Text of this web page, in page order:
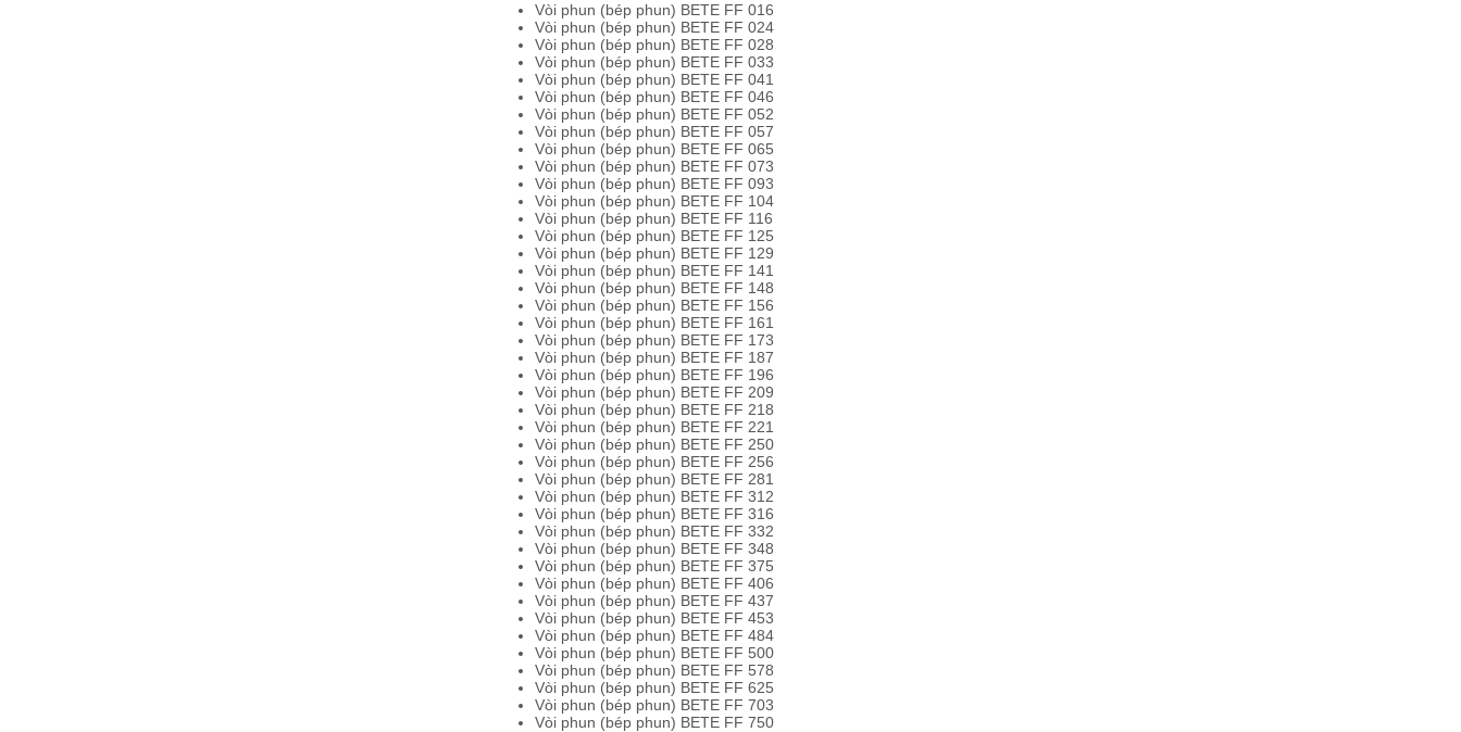
Vòi phun (bép phun) BETE FF 016
Vòi phun (bép phun) BETE FF 024
Vòi phun (bép phun) BETE FF 028
Vòi phun (bép phun) BETE FF 033
Vòi phun (bép phun) BETE FF 041
Vòi phun (bép phun) BETE FF 046
Vòi phun (bép phun) BETE FF 052
Vòi phun (bép phun) BETE FF 057
Vòi phun (bép phun) BETE FF 065
Vòi phun (bép phun) BETE FF 073
Vòi phun (bép phun) BETE FF 093
Vòi phun (bép phun) BETE FF 104
Vòi phun (bép phun) BETE FF 116
Vòi phun (bép phun) BETE FF 125
Vòi phun (bép phun) BETE FF 129
Vòi phun (bép phun) BETE FF 141
Vòi phun (bép phun) BETE FF 148
Vòi phun (bép phun) BETE FF 156
Vòi phun (bép phun) BETE FF 161
Vòi phun (bép phun) BETE FF 173
Vòi phun (bép phun) BETE FF 187
Vòi phun (bép phun) BETE FF 196
Vòi phun (bép phun) BETE FF 209
Vòi phun (bép phun) BETE FF 218
Vòi phun (bép phun) BETE FF 221
Vòi phun (bép phun) BETE FF 250
Vòi phun (bép phun) BETE FF 256
Vòi phun (bép phun) BETE FF 281
Vòi phun (bép phun) BETE FF 312
Vòi phun (bép phun) BETE FF 316
Vòi phun (bép phun) BETE FF 332
Vòi phun (bép phun) BETE FF 348
Vòi phun (bép phun) BETE FF 375
Vòi phun (bép phun) BETE FF 406
Vòi phun (bép phun) BETE FF 437
Vòi phun (bép phun) BETE FF 453
Vòi phun (bép phun) BETE FF 484
Vòi phun (bép phun) BETE FF 500
Vòi phun (bép phun) BETE FF 578
Vòi phun (bép phun) BETE FF 625
Vòi phun (bép phun) BETE FF 703
Vòi phun (bép phun) BETE FF 750